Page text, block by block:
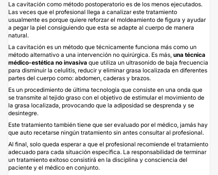
La cavitación como método postoperatorio es de los menos ejecutados.
Las veces que el profesional llega a canalizar este tratamiento
usualmente es porque quiere reforzar el moldeamiento de figura y ayudar
a pegar la piel consiguiendo que esta se adapte al cuerpo de manera
natural.
La cavitación es un método que técnicamente funciona más como un
método alternativo a una intervención no quirúrgica. Es más, una técnica
médico-estética no invasiva que utiliza un ultrasonido de baja frecuencia
para disminuir la celulitis, reducir y eliminar grasa localizada en diferentes
partes del cuerpo como: abdomen, caderas y brazos.
Es un procedimiento de última tecnología que consiste en una onda que
se transmite al tejido graso con el objetivo de estimular el movimiento de
la grasa localizada, provocando que la adiposidad se desprenda y se
desintegre.
Este tratamiento también tiene que ser evaluado por el médico, jamás hay
que auto recetarse ningún tratamiento sin antes consultar al profesional.
Al final, solo queda esperar a que el profesional recomiende el tratamiento
adecuado para cada situación específica. La responsabilidad de terminar
un tratamiento exitoso consistirá en la disciplina y consciencia del
paciente y el médico en conjunto.